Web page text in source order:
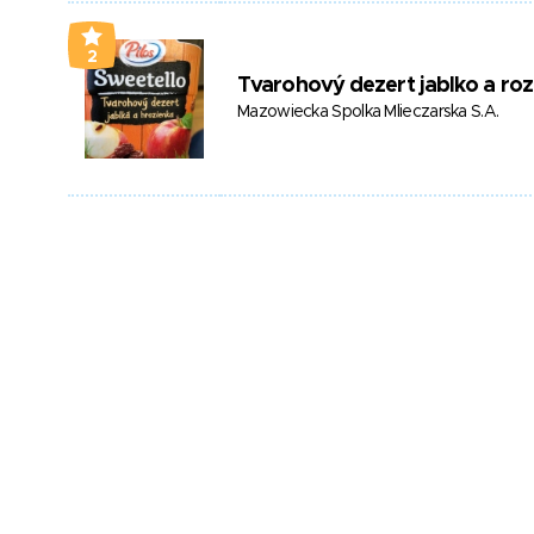
2
Tvarohový dezert jablko a
Mazowiecka Spolka Mlieczarska S.A.